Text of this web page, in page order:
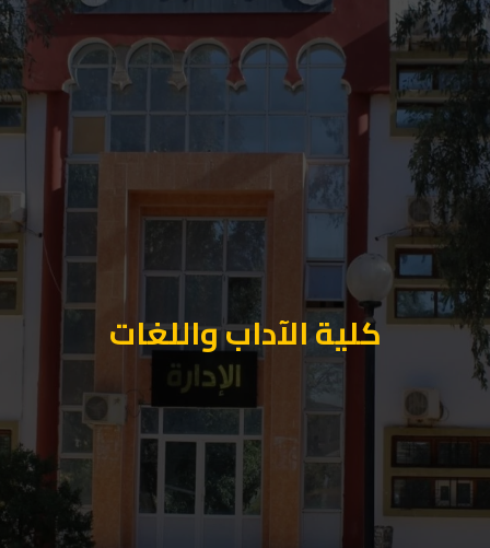
كلية الآداب واللغات